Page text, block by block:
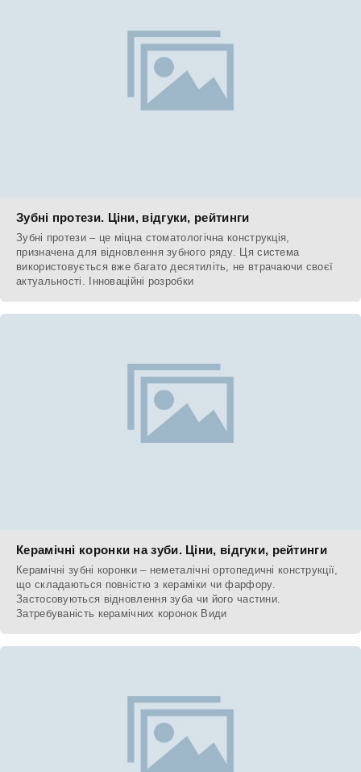
Зубні протези. Ціни, відгуки, рейтинги
Зубні протези – це міцна стоматологічна конструкція,
призначена для відновлення зубного ряду. Ця система
використовується вже багато десятиліть, не втрачаючи своєї
актуальності. Інноваційні розробки
Керамічні коронки на зуби. Ціни, відгуки, рейтинги
Керамічні зубні коронки – неметалічні ортопедичні конструкції,
що складаються повністю з кераміки чи фарфору.
Застосовуються відновлення зуба чи його частини.
Затребуваність керамічних коронок Види